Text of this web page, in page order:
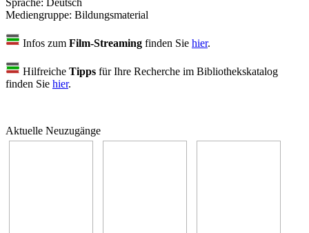
Mediengruppe: Bildungsmaterial
Infos zum Film-Streaming finden Sie hier.
Hilfreiche Tipps für Ihre Recherche im Bibliothekskatalog
finden Sie hier.
Aktuelle Neuzugänge